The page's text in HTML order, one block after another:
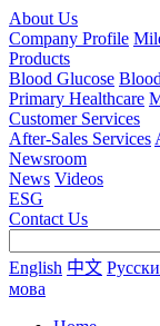
About Us
Company Profile
Products
Blood Glucose
Primary Healthcare
Customer Services
After-Sales Services
Newsroom
News Videos
ESG
Contact Us
English 中文
мова